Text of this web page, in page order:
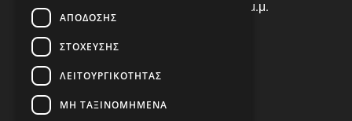
Παρασκευή: 8:00 π.μ. - 14:00 μ.μ.
Viber: 698 456 9068
ΑΠΌΔΟΣΗΣ
ΣΤΌΧΕΥΣΗΣ
ΛΕΙΤΟΥΡΓΙΚΌΤΗΤΑΣ
ΜΗ ΤΑΞΙΝΟΜΗΜΈΝΑ